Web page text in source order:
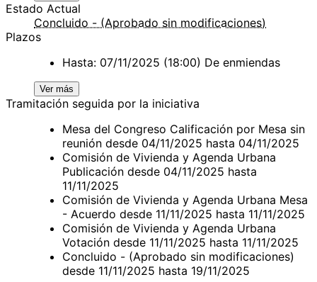
Estado Actual
Concluido - (Aprobado sin modificaciones)
Plazos
Hasta: 07/11/2025 (18:00) De enmiendas
Ver más
Tramitación seguida por la iniciativa
Mesa del Congreso Calificación por Mesa sin
reunión desde 04/11/2025 hasta 04/11/2025
Comisión de Vivienda y Agenda Urbana
Publicación desde 04/11/2025 hasta
11/11/2025
Comisión de Vivienda y Agenda Urbana Mesa
- Acuerdo desde 11/11/2025 hasta 11/11/2025
Comisión de Vivienda y Agenda Urbana
Votación desde 11/11/2025 hasta 11/11/2025
Concluido - (Aprobado sin modificaciones)
desde 11/11/2025 hasta 19/11/2025